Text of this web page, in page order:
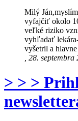
Milý
vyfajčiť okolo
veľké riziko
vyhľadať
vyšetril a
, 28. septembra
> > >